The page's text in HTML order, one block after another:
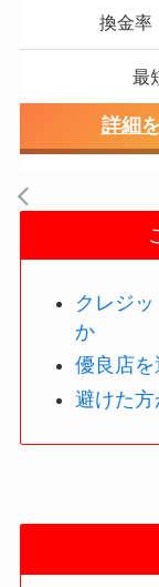
換金率
最
詳細
クレジ
か
優良店を
避けた